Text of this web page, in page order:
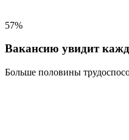
57%
Вакансию увидит
Больше половины